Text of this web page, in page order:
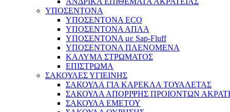
ΥΠΟΣΕΝΤΟΝΑ
ΥΠΟΣΕΝΤΟΝΑ ECO
ΥΠΟΣΕΝΤΟΝΑ ΑΠΛΑ
ΥΠΟΣΕΝΤΟΝΑ με Sap-Fluff
ΥΠΟΣΕΝΤΟΝΑ ΠΛΕΝΟΜΕΝΑ
ΚΑΛΥΜΑ ΣΤΡΩΜΑΤΟΣ
ΕΠΙΣΤΡΩΜΑ
ΣΑΚΟΥΛΕΣ ΥΓΙΕΙΝΗΣ
ΣΑΚΟΥΛΑ ΓΙΑ ΚΑΡΕΚΛΑ ΤΟΥΑΛΕΤΑΣ
ΣΑΚΟΥΛΑ ΑΠΟΡΙΨΗΣ ΠΡΟΙΟΝΤΩΝ
ΣΑΚΟΥΛΑ ΕΜΕΤΟΥ